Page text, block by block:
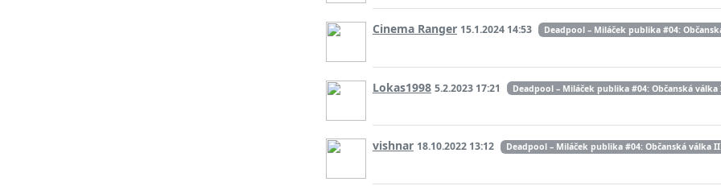
Cinema Ranger 15.1.2024 14:53 Deadpool – Miláček publika #04:
Lokas1998 5.2.2023 17:21 Deadpool – Miláček publika #04: Občanská válka
vishnar 18.10.2022 13:12 Deadpool – Miláček publika #04: Občanská válka II